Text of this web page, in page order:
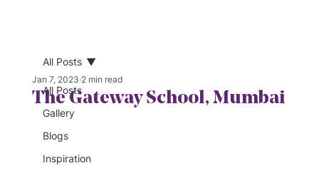
All Posts
Gallery
Blogs
Inspiration
All Posts
The Gateway School, Mumbai
Jan 7, 2023 2 min read